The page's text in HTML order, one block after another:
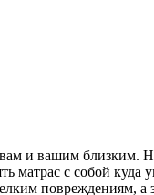
и вашим близким.
матрас с собой
повреждениям, а